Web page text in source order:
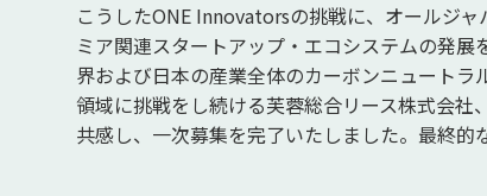
こうしたONE Innovatorsの挑戦に、オールジ
ミア関連スタートアップ・エコシステムの発
界および日本の産業全体のカーボンニュート
領域に挑戦をし続ける芙蓉総合リース株式会
共感し、一次募集を完了いたしました。最終的